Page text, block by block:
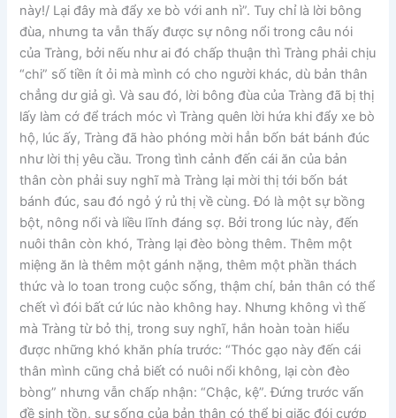
này!/ Lại đây mà đẩy xe bò với anh nì”. Tuy chỉ là lời bông
đùa, nhưng ta vẫn thấy được sự nông nổi trong câu nói
của Tràng, bởi nếu như ai đó chấp thuận thì Tràng phải chịu
“chi” số tiền ít ỏi mà mình có cho người khác, dù bản thân
chẳng dư giả gì. Và sau đó, lời bông đùa của Tràng đã bị thị
lấy làm cớ để trách móc vì Tràng quên lời hứa khi đẩy xe bò
hộ, lúc ấy, Tràng đã hào phóng mời hẳn bốn bát bánh đúc
như lời thị yêu cầu. Trong tình cảnh đến cái ăn của bản
thân còn phải suy nghĩ mà Tràng lại mời thị tới bốn bát
bánh đúc, sau đó ngỏ ý rủ thị về cùng. Đó là một sự bồng
bột, nông nổi và liều lĩnh đáng sợ. Bởi trong lúc này, đến
nuôi thân còn khó, Tràng lại đèo bòng thêm. Thêm một
miệng ăn là thêm một gánh nặng, thêm một phần thách
thức và lo toan trong cuộc sống, thậm chí, bản thân có thể
chết vì đói bất cứ lúc nào không hay. Nhưng không vì thế
mà Tràng từ bỏ thị, trong suy nghĩ, hắn hoàn toàn hiểu
được những khó khăn phía trước: “Thóc gạo này đến cái
thân mình cũng chả biết có nuôi nổi không, lại còn đèo
bòng” nhưng vẫn chấp nhận: “Chậc, kệ”. Đứng trước vấn
đề sinh tồn, sự sống của bản thân có thể bị giặc đói cướp